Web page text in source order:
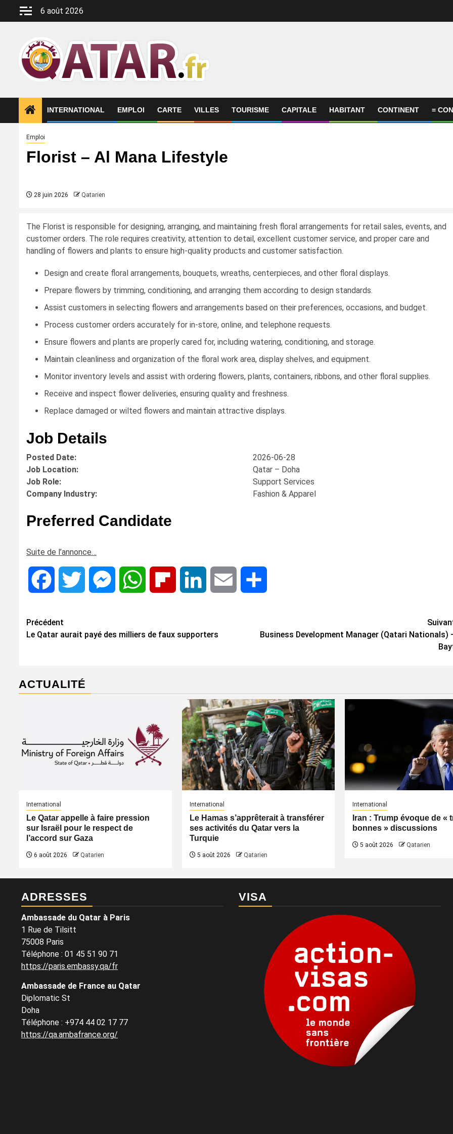
6 août 2026
INTERNATIONAL EMPLOI CARTE VILLES TOURISME CAPITALE HABITANT CONTINENT =
Emploi
Florist – Al Mana Lifestyle
28 juin 2026 Qatarien
The Florist is responsible for designing, arranging, and maintaining fresh floral arrangements for retail sales, events, and
customer orders. The role requires creativity, attention to detail, excellent customer service, and proper care and
handling of flowers and plants to ensure high-quality products and customer satisfaction.
Design and create floral arrangements, bouquets, wreaths, centerpieces, and other floral displays.
Prepare flowers by trimming, conditioning, and arranging them according to design standards.
Assist customers in selecting flowers and arrangements based on their preferences, occasions, and budget.
Process customer orders accurately for in-store, online, and telephone requests.
Ensure flowers and plants are properly cared for, including watering, conditioning, and storage.
Maintain cleanliness and organization of the floral work area, display shelves, and equipment.
Monitor inventory levels and assist with ordering flowers, plants, containers, ribbons, and other floral supplies.
Receive and inspect flower deliveries, ensuring quality and freshness.
Replace damaged or wilted flowers and maintain attractive displays.
Job Details
Posted Date:
2026-06-28
Job Location:
Qatar – Doha
Job Role:
Support Services
Company Industry:
Fashion & Apparel
Preferred Candidate
Suite de l’annonce…
Facebook Twitter MessengerWhatsApp Flipboard LinkedIn Email
Navigation
d’article
Précédent
Le Qatar aurait payé des milliers de faux supporters
Business Development Manager (Qatari Nationals)
ACTUALITÉ
International
Le Qatar appelle à faire pression
sur Israël pour le respect de
l’accord sur Gaza
6 août 2026 Qatarien
International
Le Hamas s’apprêterait à transférer
ses activités du Qatar vers la
Turquie
5 août 2026 Qatarien
International
Iran : Trump évoque de «
bonnes » discussions
5 août 2026 Qatarien
ADRESSES
Ambassade du Qatar à Paris
1 Rue de Tilsitt
75008 Paris
Téléphone : 01 45 51 90 71
https://paris.embassy.qa/fr
Ambassade de France au Qatar
Diplomatic St
Doha
Téléphone : +974 44 02 17 77
https://qa.ambafrance.org/
VISA